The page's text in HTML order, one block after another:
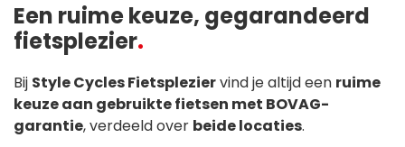
Een ruime keuze, gegarandeerd
fietsplezier
Bij Style Cycles Fietspleziervind je altijd een ruime
keuze aan gebruikte fietsen met BOVAG-
garantie, verdeeld over beide locaties.